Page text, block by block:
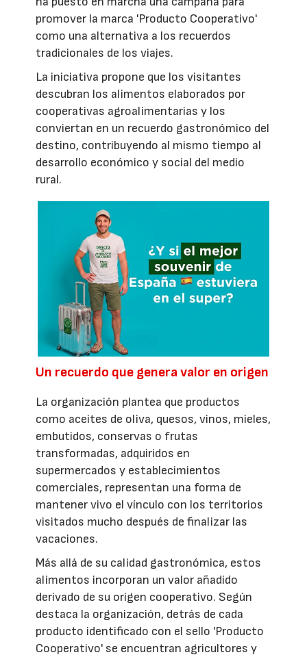
promover la marca 'Producto Cooperativo'
como una alternativa a los recuerdos
tradicionales de los viajes.
La iniciativa propone que los visitantes
descubran los alimentos elaborados por
cooperativas agroalimentarias y los
conviertan en un recuerdo gastronómico del
destino, contribuyendo al mismo tiempo al
desarrollo económico y social del medio
rural.
Un recuerdo que genera valor en origen
La organización plantea que productos
como aceites de oliva, quesos, vinos, mieles,
embutidos, conservas o frutas
transformadas, adquiridos en
supermercados y establecimientos
comerciales, representan una forma de
mantener vivo el vínculo con los territorios
visitados mucho después de finalizar las
vacaciones.
Más allá de su calidad gastronómica, estos
alimentos incorporan un valor añadido
derivado de su origen cooperativo. Según
destaca la organización, detrás de cada
producto identificado con el sello 'Producto
Cooperativo' se encuentran agricultores y